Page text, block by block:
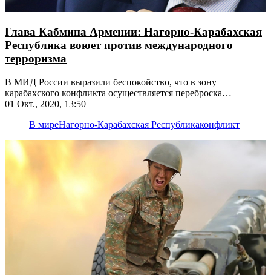
Глава Кабмина Армении: Нагорно-Карабахская
Республика воюет против международного
терроризма
В МИД России выразили беспокойство, что в зону
карабахского конфликта осуществляется переброска
незаконных вооруженных формирований из Сирии и Ливии
01 Окт., 2020, 13:50
В миреНагорно-Карабахская Республикаконфликт